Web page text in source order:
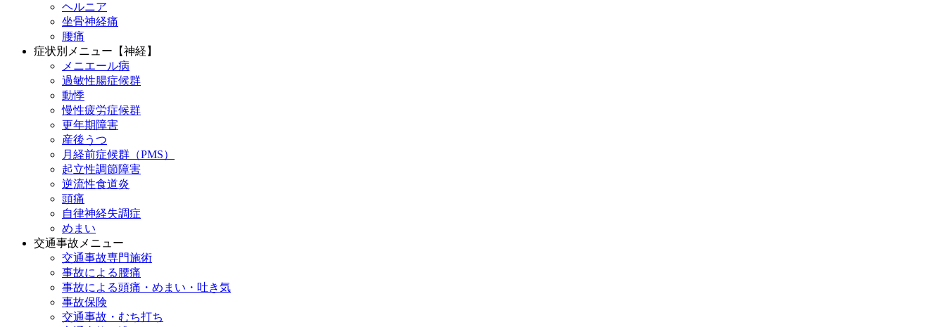
ヘルニア
坐骨神経痛
腰痛
症状別メニュー【神経】
メニエール病
過敏性腸症候群
動悸
慢性疲労症候群
更年期障害
産後うつ
月経前症候群（PMS）
起立性調節障害
逆流性食道炎
頭痛
自律神経失調症
めまい
交通事故メニュー
交通事故専門施術
事故による腰痛
事故による頭痛・めまい・吐き気
事故保険
交通事故・むち打ち